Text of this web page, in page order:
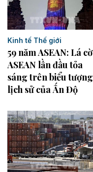
Kinh tế Thế giới
59 năm ASEAN: Lá cờ
ASEAN lần đầu tỏa
sáng trên biểu tượng
lịch sử của Ấn Độ